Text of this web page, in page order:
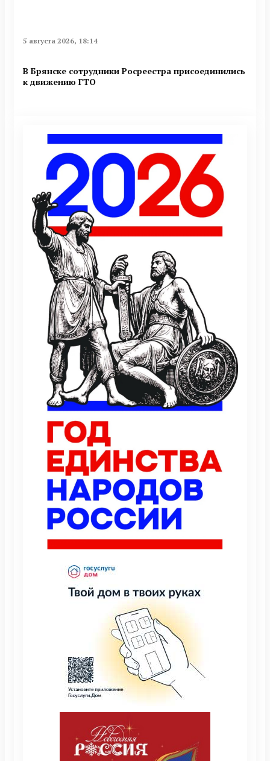
5 августа 2026, 18:14
В Брянске сотрудники Росреестра присоединились
к движению ГТО